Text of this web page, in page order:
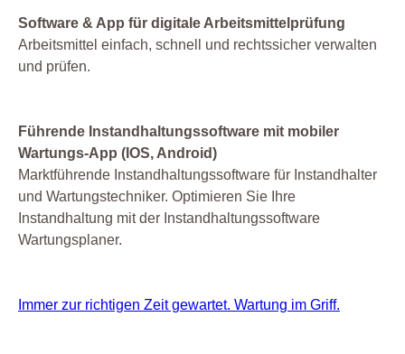
Software & App für digitale Arbeitsmittelprüfung
Arbeitsmittel einfach, schnell und rechtssicher verwalten
und prüfen.
Führende Instandhaltungssoftware mit mobiler
Wartungs-App (IOS, Android)
Marktführende Instandhaltungssoftware für Instandhalter
und Wartungstechniker. Optimieren Sie Ihre
Instandhaltung mit der Instandhaltungssoftware
Wartungsplaner.
Immer zur richtigen Zeit gewartet. Wartung im Griff.